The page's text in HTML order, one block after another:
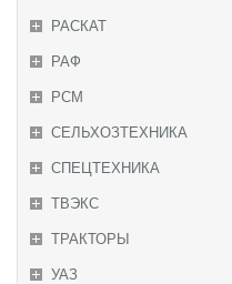
РАСКАТ
РАФ
РСМ
СЕЛЬХОЗТЕХНИКА
СПЕЦТЕХНИКА
ТВЭКС
ТРАКТОРЫ
УАЗ